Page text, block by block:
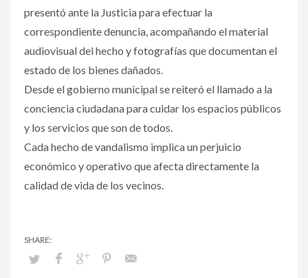
presentó ante la Justicia para efectuar la
correspondiente denuncia, acompañando el material
audiovisual del hecho y fotografías que documentan el
estado de los bienes dañados.
Desde el gobierno municipal se reiteró el llamado a la
conciencia ciudadana para cuidar los espacios públicos
y los servicios que son de todos.
Cada hecho de vandalismo implica un perjuicio
económico y operativo que afecta directamente la
calidad de vida de los vecinos.